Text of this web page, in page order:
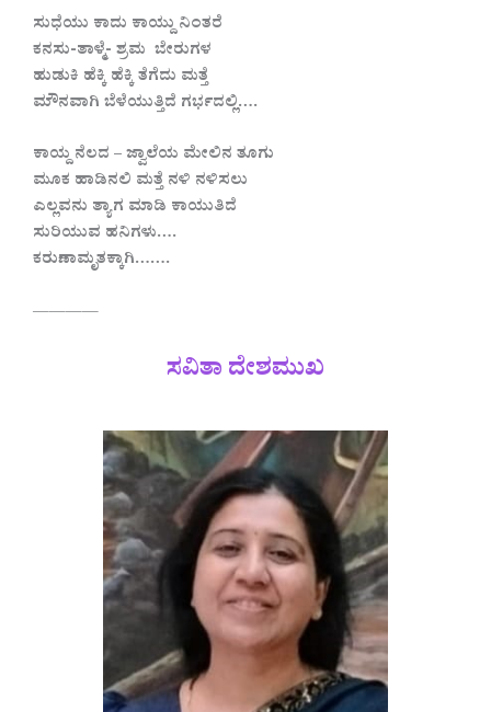
ಸುಧೆಯು ಕಾದು ಕಾಯ್ದು ನಿಂತರೆ
ಕನಸು-ತಾಳ್ಮೆ- ಶ್ರಮ ಬೇರುಗಳ
ಹುಡುಕಿ ಹೆಕ್ಕಿ ಹೆಕ್ಕಿ ತೆಗೆದು ಮತ್ತೆ
ಮೌನವಾಗಿ ಬೆಳೆಯುತ್ತಿದೆ ಗರ್ಭದಲ್ಲಿ….
ಕಾಯ್ದ ನೆಲದ – ಜ್ವಾಲೆಯ ಮೇಲಿನ ತೂಗು
ಮೂಕ ಹಾಡಿನಲಿ ಮತ್ತೆ ನಳಿ ನಳಿಸಲು
ಎಲ್ಲವನು ತ್ಯಾಗ ಮಾಡಿ ಕಾಯುತಿದೆ
ಸುರಿಯುವ ಹನಿಗಳು….
ಕರುಣಾಮೃತಕ್ಕಾಗಿ…….
————
ಸವಿತಾ ದೇಶಮುಖ